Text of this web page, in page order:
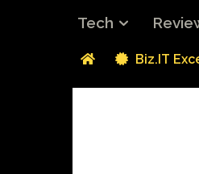
Tech
Biz.IT